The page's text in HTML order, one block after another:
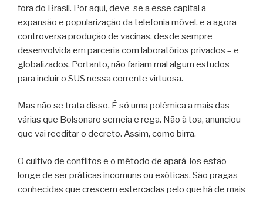
fora do Brasil. Por aqui, deve-se a esse capital a
expansão e popularização da telefonia móvel, e a agora
controversa produção de vacinas, desde sempre
desenvolvida em parceria com laboratórios privados – e
globalizados. Portanto, não fariam mal algum estudos
para incluir o SUS nessa corrente virtuosa.
Mas não se trata disso. É só uma polêmica a mais das
várias que Bolsonaro semeia e rega. Não à toa, anunciou
que vai reeditar o decreto. Assim, como birra.
O cultivo de conflitos e o método de apará-los estão
longe de ser práticas incomuns ou exóticas. São pragas
conhecidas que crescem estercadas pelo que há de mais